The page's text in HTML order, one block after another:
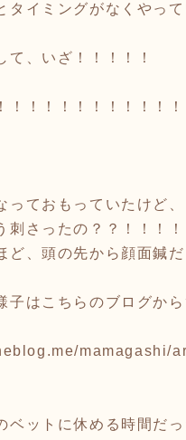
タイミングがなくやっ
て、いざ！！！！！
！！！！！！！！！！！
っておもっていたけど、
刺さったの？？！！！！
ど、頭の先から顔面鍼
子はこちらのブログから
mamagashi/
ベットに休める時間だ